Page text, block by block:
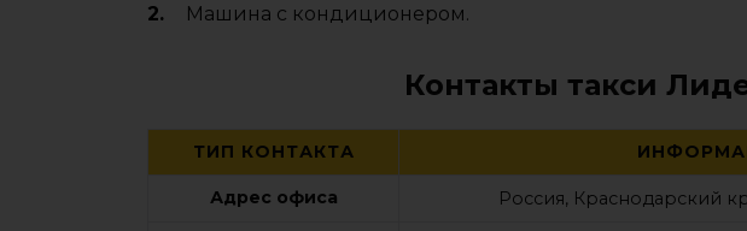
Машина с кондиционером.
Контакты такси
ТИП КОНТАКТА
Адрес офиса Россия, Краснодарский